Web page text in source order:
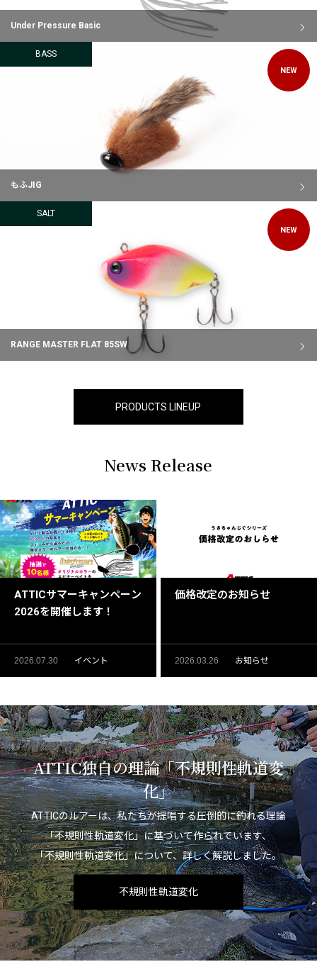
Under Pressure Basic
BASS
NEW
もふJIG
SALT
NEW
RANGE MASTER FLAT 85SW
PRODUCTS LINEUP
News Release
ATTICサマーキャンペーン
2026を開催します！
2026.07.30 イベント
価格改定のお知らせ
2026.03.26 お知らせ
ATTIC独自の理論「不規則性軌道変
化」
ATTICのルアーは、私たちが提唱する圧倒的に釣れる理論
「不規則性軌道変化」に基づいて作られています、
「不規則性軌道変化」について、詳しく解説しました。
不規則性軌道変化